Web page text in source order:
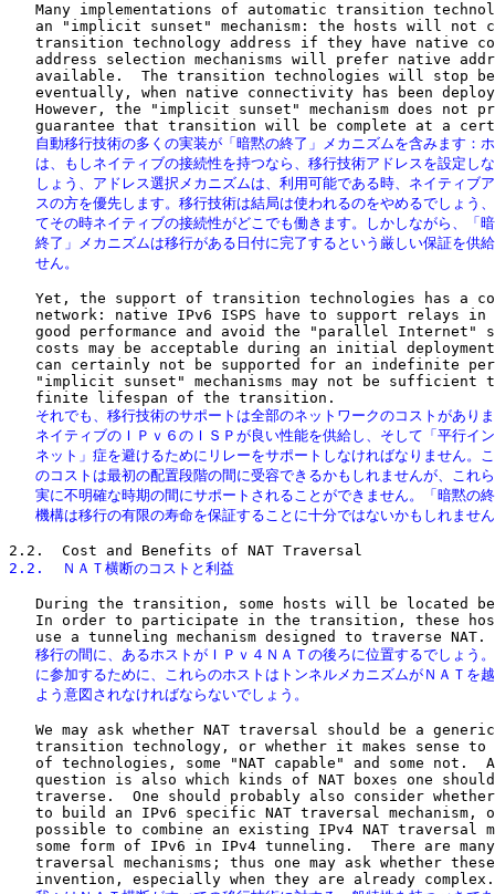
Many implementations of automatic transition
an "implicit sunset" mechanism: the hosts will not
transition technology address if they have native
address selection mechanisms will prefer native
available.  The transition technologies will stop
eventually, when native connectivity has been
However, the "implicit sunset" mechanism does not
自動移行技術の多くの実装が「暗黙の終了」メカニズムを含みます：
は、もしネイティブの接続性を持つなら、移行技術アドレスを設定し
しょう、アドレス選択メカニズムは、利用可能である時、ネイティブ
スの方を優先します。移行技術は結局は使われるのをやめるでしょう
てその時ネイティブの接続性がどこでも働きます。しかしながら、「
終了」メカニズムは移行がある日付に完了するという厳しい保証を供
   せん。
Yet, the support of transition technologies has a
network: native IPv6 ISPS have to support relays in
good performance and avoid the "parallel Internet"
costs may be acceptable during an initial
can certainly not be supported for an indefinite
"implicit sunset" mechanisms may not be sufficient
それでも、移行技術のサポートは全部のネットワークのコストがあり
ネイティブのＩＰｖ６のＩＳＰが良い性能を供給し、そして「平行イ
ネット」症を避けるためにリレーをサポートしなければなりません。
のコストは最初の配置段階の間に受容できるかもしれませんが、これ
実に不明確な時期の間にサポートされることができません。「暗黙の
機構は移行の有限の寿命を保証することに十分ではないかもしれませ
2.2.  ＮＡＴ横断のコストと利益
During the transition, some hosts will be located
In order to participate in the transition, these
移行の間に、あるホストがＩＰｖ４ＮＡＴの後ろに位置するでしょう
に参加するために、これらのホストはトンネルメカニズムがＮＡＴを
   よう意図されなければならないでしょう。
We may ask whether NAT traversal should be a
transition technology, or whether it makes sense to
of technologies, some "NAT capable" and some not.
question is also which kinds of NAT boxes one
traverse.  One should probably also consider
to build an IPv6 specific NAT traversal mechanism,
possible to combine an existing IPv4 NAT traversal
some form of IPv6 in IPv4 tunneling.  There are
traversal mechanisms; thus one may ask whether